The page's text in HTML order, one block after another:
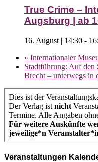
True Crime –
Augsburg | ab
16. August | 14:30 -
« Internationaler
Stadtführung: Auf den
Brecht – unterwegs in
Dies ist der
Der Verlag ist nicht
Termine. Alle Angaben
Für weitere Auskünfte
jeweilige*n
Veranstaltungen